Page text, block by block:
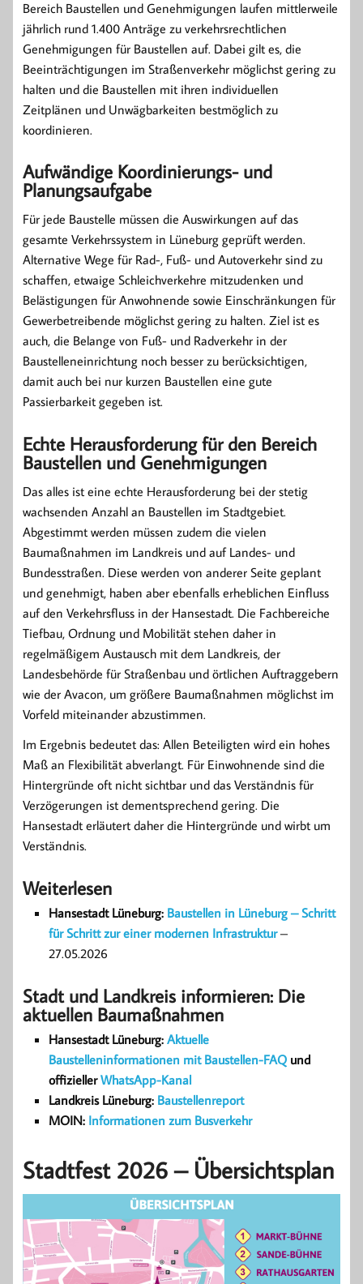
Bereich Baustellen und Genehmigungen laufen mittlerweile
jährlich rund 1.400 Anträge zu verkehrsrechtlichen
Genehmigungen für Baustellen auf. Dabei gilt es, die
Beeinträchtigungen im Straßenverkehr möglichst gering zu
halten und die Baustellen mit ihren individuellen
Zeitplänen und Unwägbarkeiten bestmöglich zu
koordinieren.
Aufwändige Koordinierungs- und
Planungsaufgabe
Für jede Baustelle müssen die Auswirkungen auf das
gesamte Verkehrssystem in Lüneburg geprüft werden.
Alternative Wege für Rad-, Fuß- und Autoverkehr sind zu
schaffen, etwaige Schleichverkehre mitzudenken und
Belästigungen für Anwohnende sowie Einschränkungen für
Gewerbetreibende möglichst gering zu halten. Ziel ist es
auch, die Belange von Fuß- und Radverkehr in der
Baustelleneinrichtung noch besser zu berücksichtigen,
damit auch bei nur kurzen Baustellen eine gute
Passierbarkeit gegeben ist.
Echte Herausforderung für den Bereich
Baustellen und Genehmigungen
Das alles ist eine echte Herausforderung bei der stetig
wachsenden Anzahl an Baustellen im Stadtgebiet.
Abgestimmt werden müssen zudem die vielen
Baumaßnahmen im Landkreis und auf Landes- und
Bundesstraßen. Diese werden von anderer Seite geplant
und genehmigt, haben aber ebenfalls erheblichen Einfluss
auf den Verkehrsfluss in der Hansestadt. Die Fachbereiche
Tiefbau, Ordnung und Mobilität stehen daher in
regelmäßigem Austausch mit dem Landkreis, der
Landesbehörde für Straßenbau und örtlichen Auftraggebern
wie der Avacon, um größere Baumaßnahmen möglichst im
Vorfeld miteinander abzustimmen.
Im Ergebnis bedeutet das: Allen Beteiligten wird ein hohes
Maß an Flexibilität abverlangt. Für Einwohnende sind die
Hintergründe oft nicht sichtbar und das Verständnis für
Verzögerungen ist dementsprechend gering. Die
Hansestadt erläutert daher die Hintergründe und wirbt um
Verständnis.
Weiterlesen
Hansestadt Lüneburg: Baustellen in Lüneburg – Schritt
für Schritt zur einer modernen Infrastruktur –
27.05.2026
Stadt und Landkreis informieren: Die
aktuellen Baumaßnahmen
Hansestadt Lüneburg: Aktuelle
Baustelleninformationen mit Baustellen-FAQ und
offiziellerWhatsApp-Kanal
Landkreis Lüneburg: Baustellenreport
MOIN: Informationen zum Busverkehr
Stadtfest 2026 – Übersichtsplan